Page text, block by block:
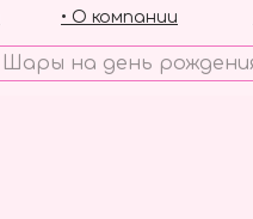
• О компании